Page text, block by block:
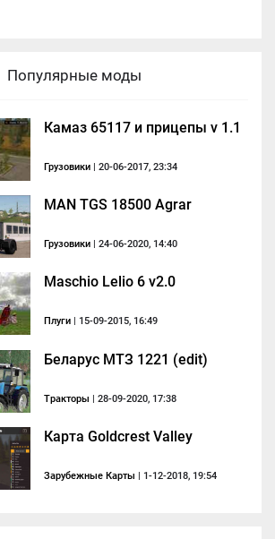
Популярные моды
Камаз 65117 и прицепы v 1.1
Грузовики | 20-06-2017, 23:34
MAN TGS 18500 Agrar
Грузовики | 24-06-2020, 14:40
Maschio Lelio 6 v2.0
Плуги | 15-09-2015, 16:49
Беларус МТЗ 1221 (edit)
Тракторы | 28-09-2020, 17:38
Карта Goldcrest Valley
Зарубежные Карты | 1-12-2018, 19:54